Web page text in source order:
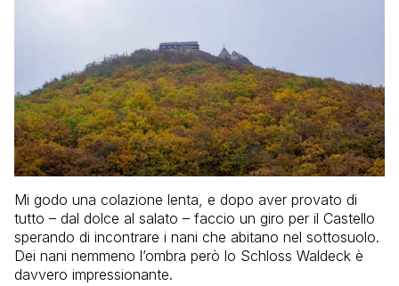
Mi godo una colazione lenta, e dopo aver provato di
tutto – dal dolce al salato – faccio un giro per il Castello
sperando di incontrare i nani che abitano nel sottosuolo.
Dei nani nemmeno l’ombra però lo Schloss Waldeck è
davvero impressionante.